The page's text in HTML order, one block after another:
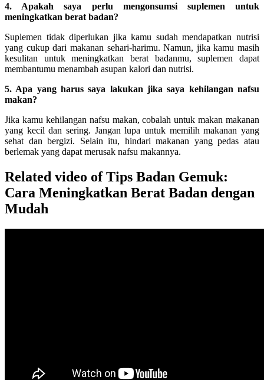
4. Apakah saya perlu mengonsumsi suplemen untuk
meningkatkan berat badan?
Suplemen tidak diperlukan jika kamu sudah mendapatkan nutrisi
yang cukup dari makanan sehari-harimu. Namun, jika kamu masih
kesulitan untuk meningkatkan berat badanmu, suplemen dapat
membantumu menambah asupan kalori dan nutrisi.
5. Apa yang harus saya lakukan jika saya kehilangan nafsu
makan?
Jika kamu kehilangan nafsu makan, cobalah untuk makan makanan
yang kecil dan sering. Jangan lupa untuk memilih makanan yang
sehat dan bergizi. Selain itu, hindari makanan yang pedas atau
berlemak yang dapat merusak nafsu makannya.
Related video of Tips Badan Gemuk:
Cara Meningkatkan Berat Badan dengan
Mudah